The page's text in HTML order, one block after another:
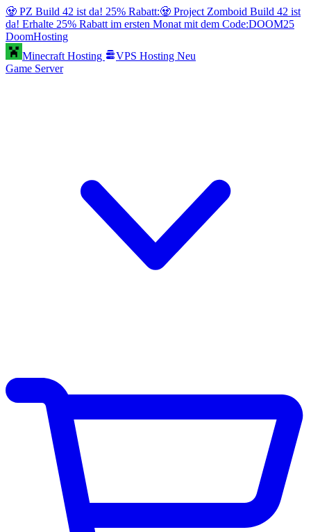
🧟 PZ Build 42 ist da! 25% Rabatt:🧟 Project Zomboid Build 42 ist
da! Erhalte 25% Rabatt im ersten Monat mit dem Code:DOOM25
DoomHosting
Minecraft Hosting
VPS Hosting Neu
Game Server